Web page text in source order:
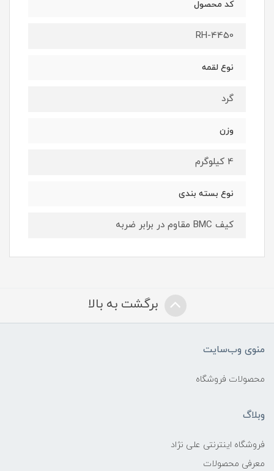
کد محصول
RH-4450
نوع لقمه
گرد
وزن
4 کیلوگرم
نوع بسته ‌بندی
کیف BMC مقاوم در برابر ضربه
برگشت به بالا
منوی وب‌سایت
محصولات فروشگاه
وبلاگ
فروشگاه اینترنتی علی نژاد
معرفی محصولات